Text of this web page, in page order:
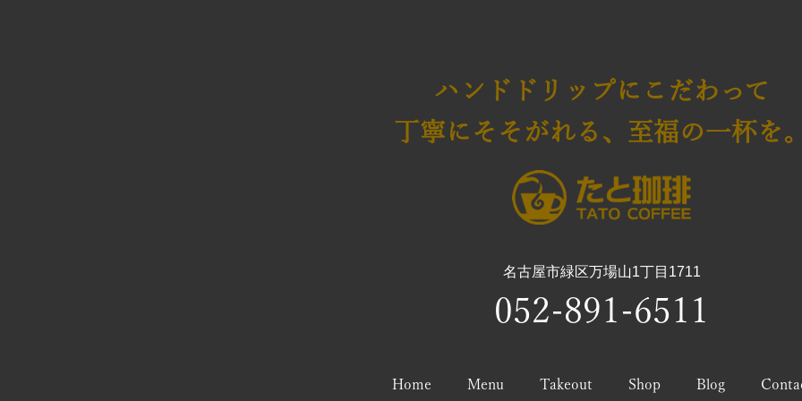
ハンドドリップにこだわって
丁寧にそそがれる、至福の一杯を
名古屋市緑区万場山1丁目1711
052-891-6511
Home Menu Takeout Shop Blog